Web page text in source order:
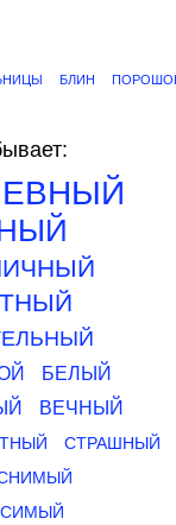
БЛИН
БЕЛЫЙ
ВЕЧНЫЙ
СТРАШНЫЙ